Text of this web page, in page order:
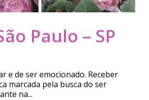
Paulo – SP
e de ser emocionado. Receber
marcada pela busca do ser
na...